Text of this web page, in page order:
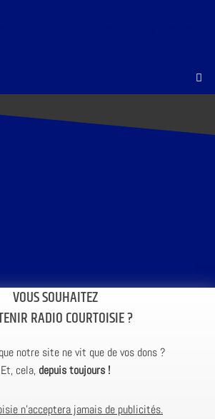
VOUS SOUHAITEZ
RADIO COURTOISIE ?
notre site ne vit que de vos dons ?
Et, cela, depuis toujours !
n’acceptera jamais de publicités.